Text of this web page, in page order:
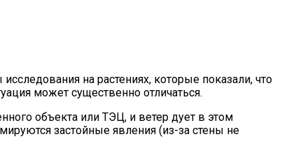
на растениях, которые показали, что
может существенно отличаться.
объекта или ТЭЦ, и ветер дует в этом
застойные явления (из-за стены не